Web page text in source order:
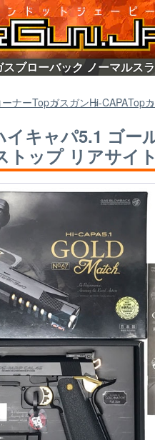
ブローバック ノーマルス
ナーTopガスガンHi-CAPATop
キャパ5.1 ゴー
トップ リアサイ